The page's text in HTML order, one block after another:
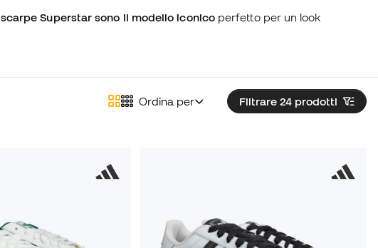
scarpe Superstar sono il modello iconicoperfetto per un look
Filtrare 24 prodotti
Ordina per